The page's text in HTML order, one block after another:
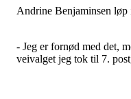
Andrine Benjaminsen
- Jeg er fornød med det,
veivalget jeg tok til 7.